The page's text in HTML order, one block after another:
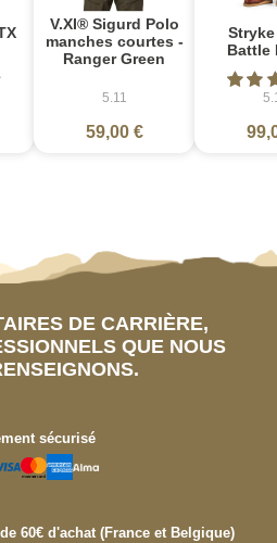
V.XI® Sigurd Polo
manches courtes -
Ranger Green
5.11
59,00 €
Battle
DE CARRIÈRE,
QUE NOUS
sécurisé
60€ d'achat (France et Belgique)